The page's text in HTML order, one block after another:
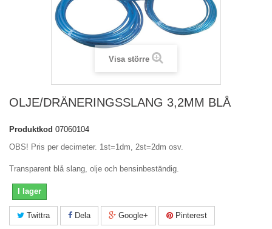
Visa större
OLJE/DRÄNERINGSSLANG 3,2MM BLÅ
Produktkod 07060104
OBS! Pris per decimeter. 1st=1dm, 2st=2dm osv.
Transparent blå slang, olje och bensinbeständig.
I lager
Twittra Dela Google+ Pinterest